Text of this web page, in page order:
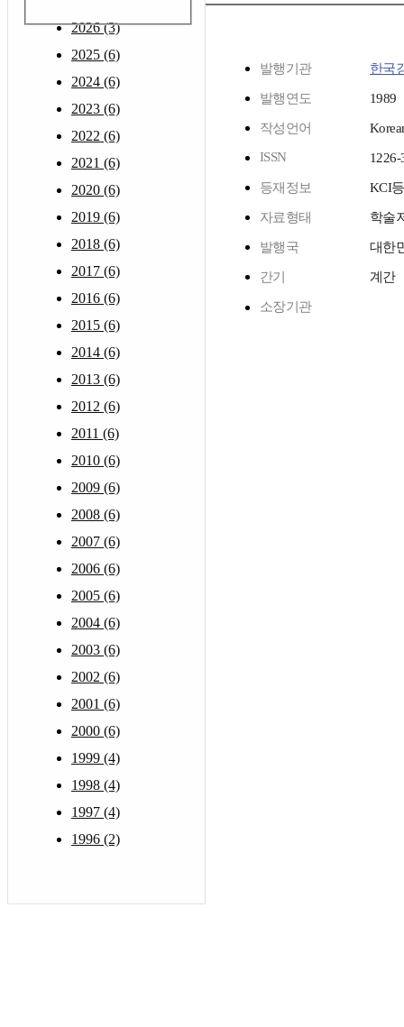
2026 (3)
2025 (6)
2024 (6)
2023 (6)
2022 (6)
2021 (6)
2020 (6)
2019 (6)
2018 (6)
2017 (6)
2016 (6)
2015 (6)
2014 (6)
2013 (6)
2012 (6)
2011 (6)
2010 (6)
2009 (6)
2008 (6)
2007 (6)
2006 (6)
2005 (6)
2004 (6)
2003 (6)
2002 (6)
2001 (6)
2000 (6)
1999 (4)
1998 (4)
1997 (4)
1996 (2)
발행기관 한국
발행연도 1989
작성언어
ISSN
등재정보 KCI
자료형태 학술
발행국 대한
간기 계간
소장기관